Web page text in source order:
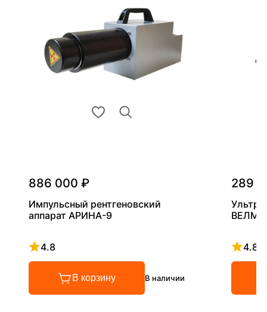
886 000 ₽
Импульсный рентгеновский
аппарат АРИНА-9
4.8
Рейтинг 4.8 из 5
В корзину В наличии
289
4.8